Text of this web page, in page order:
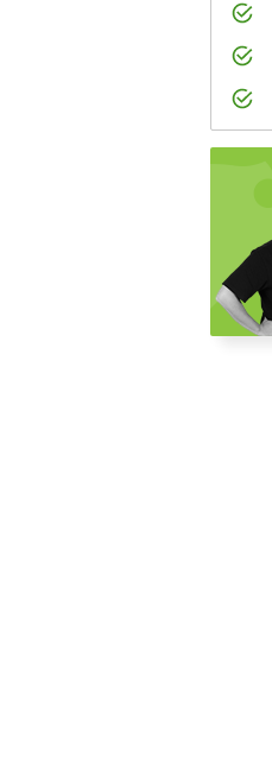
aan winkelwagen